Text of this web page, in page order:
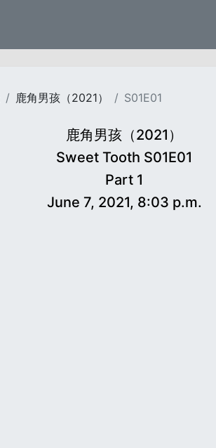
鹿角男孩（2021） S01E01
鹿角男孩（2021）
Sweet Tooth S01E01
Part 1
June 7, 2021, 8:03 p.m.